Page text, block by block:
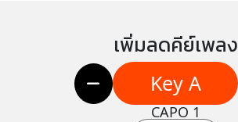
เพิ่มลดคีย์เพลง
Key A
CAPO 1